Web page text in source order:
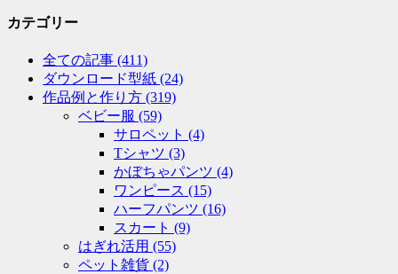
カテゴリー
全ての記事 (411)
ダウンロード型紙 (24)
作品例と作り方 (319)
ベビー服 (59)
サロペット (4)
Tシャツ (3)
かぼちゃパンツ (4)
ワンピース (15)
ハーフパンツ (16)
スカート (9)
はぎれ活用 (55)
ペット雑貨 (2)